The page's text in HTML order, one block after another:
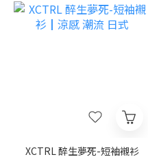
XCTRL 醉生夢死-短袖襯衫